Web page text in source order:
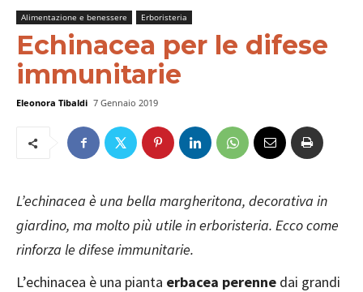
Alimentazione e benessere Erboristeria
Echinacea per le difese
immunitarie
Eleonora Tibaldi 7 Gennaio 2019
L’echinacea è una bella margheritona, decorativa in
giardino, ma molto più utile in erboristeria. Ecco come
rinforza le difese immunitarie.
L’echinacea è una pianta erbacea perenne dai grandi